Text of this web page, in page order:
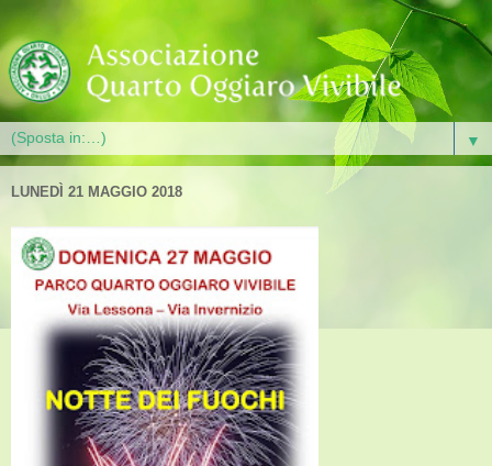
▼
LUNEDÌ 21 MAGGIO 2018